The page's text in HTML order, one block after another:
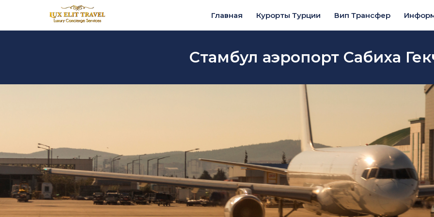
Главная Курорты Турции Вип Трансфер
Стамбул аэропорт Сабиха